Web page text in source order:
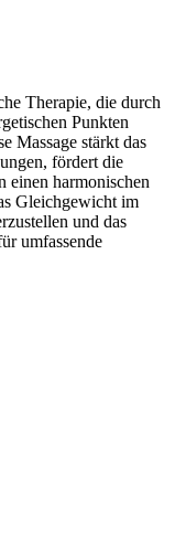
Therapie, die durch
Punkten
Massage stärkt das
fördert die
harmonischen
Gleichgewicht im
und das
umfassende